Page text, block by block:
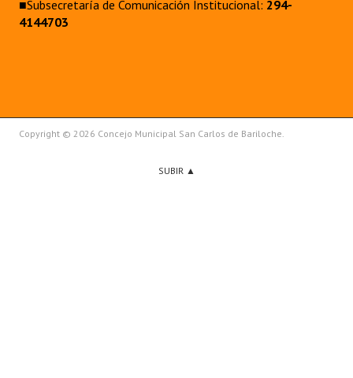
■Subsecretaría de Comunicación Institucional: 294-
4144703
Copyright © 2026 Concejo Municipal San Carlos de Bariloche.
SUBIR ▲